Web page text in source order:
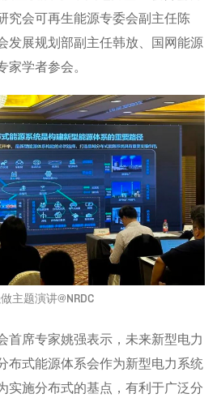
究会可再生能源专委会副主任陈
发展规划部副主任韩放、国网能源
家学者参会。
主题演讲@NRDC
首席专家姚强表示，未来新型电力
布式能源体系会作为新型电力系统
实施分布式的基点，有利于广泛分